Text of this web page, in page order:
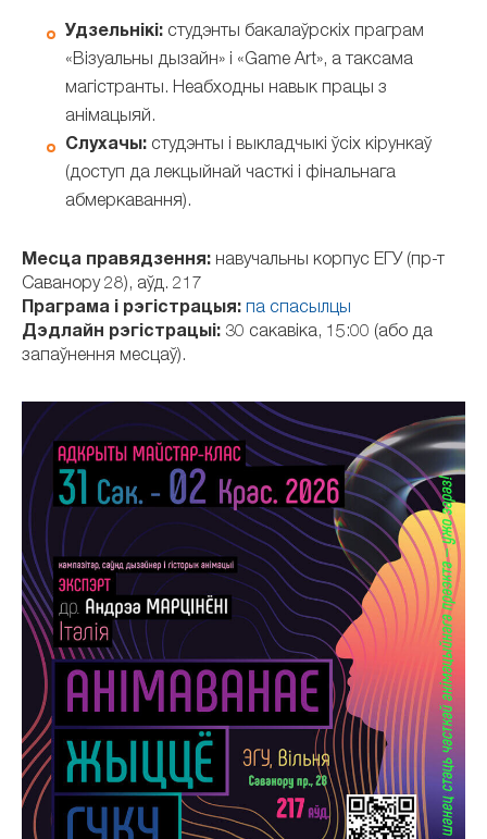
Удзельнікі: студэнты бакалаўрскіх праграм
«Візуальны дызайн» і «Game Art», а таксама
магістранты. Неабходны навык працы з
анімацыяй.
Слухачы: студэнты і выкладчыкі ўсіх кірункаў
(доступ да лекцыйнай часткі і фінальнага
абмеркавання).
Месца правядзення: навучальны корпус ЕГУ (пр-т
Саванору 28), аўд. 217
Праграма і рэгістрацыя: па спасылцы
Дэдлайн рэгістрацыі: 30 сакавіка, 15:00 (або да
запаўнення месцаў).